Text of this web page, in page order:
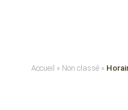
Accueil » Non classé »